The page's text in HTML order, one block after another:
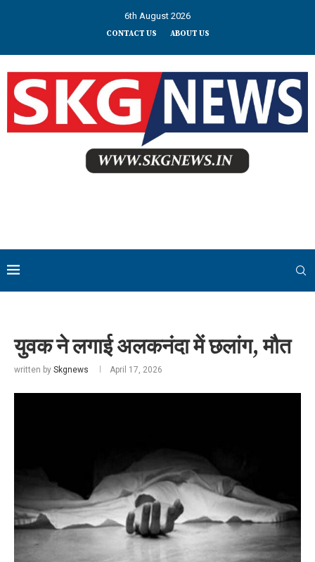
6th August 2026
CONTACT US ABOUT US
युवक ने लगाई अलकनंदा में छलांग, मौत
written by Skgnews April 17, 2026